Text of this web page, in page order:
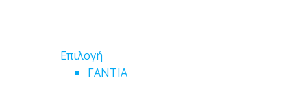
Επιλογή
το
ΓΑΝΤΙΑ